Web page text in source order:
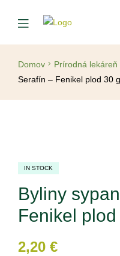
Domov Prírodná lekáreň
Serafín – Fenikel plod 30 g
IN STOCK
Byliny
Fenikel plod
2,20 €